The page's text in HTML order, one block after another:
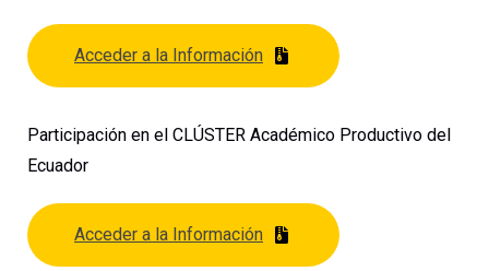
Acceder a la Información
Participación en el CLÚSTER Académico Productivo del
Ecuador
Acceder a la Información